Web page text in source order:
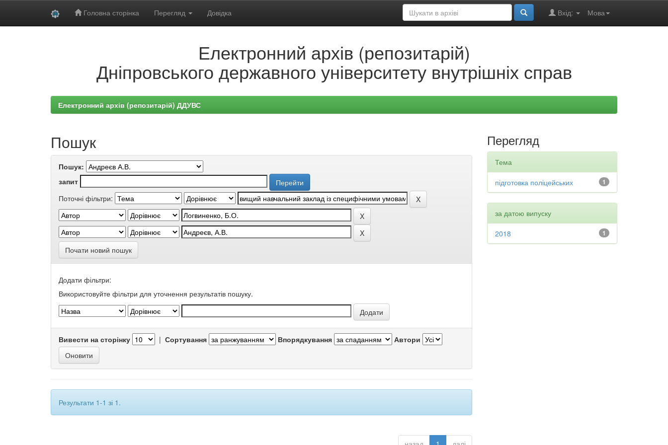
Головна сторінка Перегляд Довідка Мова
Вхід:
Електронний архів (репозитарій)
Дніпровського державного університету внутрішніх справ
Електронний архів (репозитарій) ДДУВС
Пошук
Пошук:
запит
Поточні фільтри:
Почати новий пошук
Додати фільтри:
Використовуйте фільтри для уточнення результатів пошуку.
Вивести на сторінку | Сортування Впорядкування Автори
Результати 1-1 зі 1.
Перегляд
Тема
1
підготовка поліцейських
за датою випуску
1
2018